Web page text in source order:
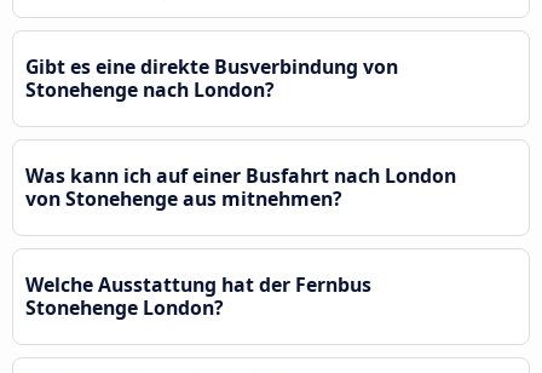
Gibt es eine direkte Busverbindung von
Stonehenge nach London?
Was kann ich auf einer Busfahrt nach London
von Stonehenge aus mitnehmen?
Welche Ausstattung hat der Fernbus
Stonehenge London?